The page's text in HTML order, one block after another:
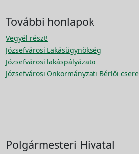
További honlapok
Vegyél részt!
Józsefvárosi Lakásügynökség
Józsefvárosi lakáspályázato
Józsefvárosi Önkormányzati Bérlői csere
Polgármesteri Hivatal